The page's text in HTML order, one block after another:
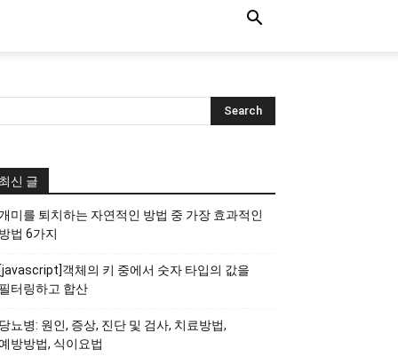
신 글
미를 퇴치하는 자연적인 방법 중 가장 효과적인
법 6가지
객체의 키 중에서 숫자 타입의 값을
터링하고 합산
뇨병: 원인, 증상, 진단 및 검사, 치료방법,
방방법, 식이요법